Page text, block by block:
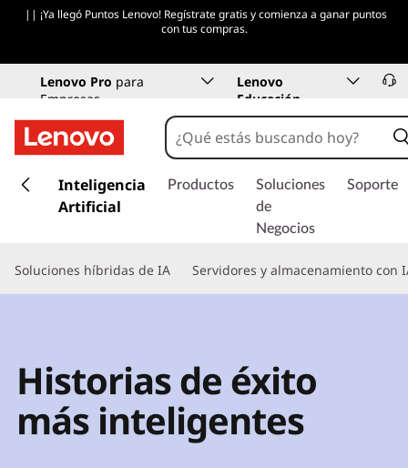
|| ¡Ya llegó Puntos Lenovo! Regístrate gratis y comienza a ganar puntos
con tus compras.
Lenovo Pro para
Empresas
Lenovo
Educación
o
Inteligencia
Artificial
Productos
Soluciones
de
Negocios
Soporte
Soluciones híbridas de IA Servidores y almacenamiento con
Historias de éxito
más inteligentes